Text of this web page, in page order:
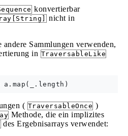
konvertierbar
nicht in
andere Sammlungen verwenden,
in TraversableLike
( TraversableOnce )
Methode, die ein implizites
des Ergebnisarrays verwendet: